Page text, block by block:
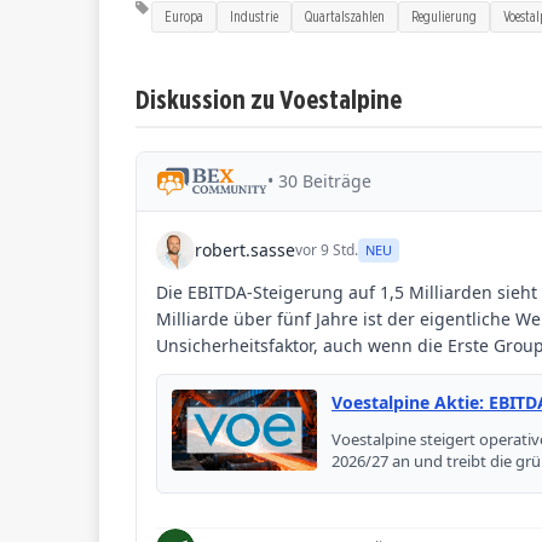
Europa Industrie Quartalszahlen Regulierung
Diskussion zu Voestalpine